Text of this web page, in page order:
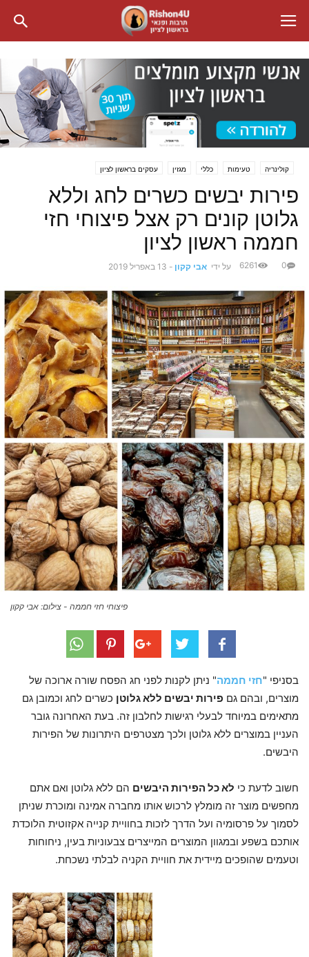
קולינריה טעימות כללי מגזין עסקים בראשון לציון
פירות יבשים כשרים לחג וללא
גלוטן קונים רק אצל פיצוחי חזי
חממה ראשון לציון
על ידי אבי קקון - 13 באפריל 2019 0
6261
פיצוחי חזי חממה - צילום: אבי קקון
בסניפי "חזי חממה" ניתן לקנות לפני חג הפסח שורה ארוכה של
מוצרים, ובהם גם פירות יבשים ללא גלוטן כשרים לחג וכמובן גם
מתאימים במיוחד לבעלי רגישות לחלבון זה. בעת האחרונה גובר
העניין במוצרים ללא גלוטן ולכך מצטרפים היתרונות של הפירות
היבשים.
חשוב לדעת כי לא כל הפירות היבשים הם ללא גלוטן ואם אתם
מחפשים מוצר זה מומלץ לרכוש אותו מחברה אמינה ומוכרת שניתן
לסמוך על פרסומיה ועל הדרך לזכות בחוויית קנייה אקזוטית הלוכדת
אותכם בשפע ובמגוון המוצרים המייצרים צבעוניות בעין, ניחוחות
וטעמים שהופכים מיידית את חוויית הקניה לבלתי נשכחת.